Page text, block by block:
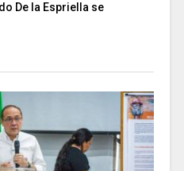
De la Espriella se